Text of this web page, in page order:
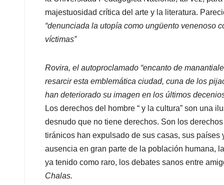
majestuosidad crítica del arte y la literatura.
“denunciada la utopía como ungüento venenoso
víctimas”
Rovira, el autoproclamado “encanto de
resarcir esta emblemática ciudad, cuna de los
han deteriorado su imagen en los últimos
Los derechos del hombre “ y la cultura” son una
desnudo que no tiene derechos. Son los
tiránicos han expulsado de sus casas, sus
ausencia en gran parte de la población humana,
ya tenido como raro, los debates sanos entre
Chalas.